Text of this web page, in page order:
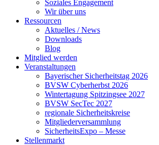
Soziales Engagement
Wir über uns
Ressourcen
Aktuelles / News
Downloads
Blog
Mitglied werden
Veranstaltungen
Bayerischer Sicherheitstag 2026
BVSW Cyberherbst 2026
Wintertagung Spitzingsee 2027
BVSW SecTec 2027
regionale Sicherheitskreise
Mitgliederversammlung
SicherheitsExpo – Messe
Stellenmarkt